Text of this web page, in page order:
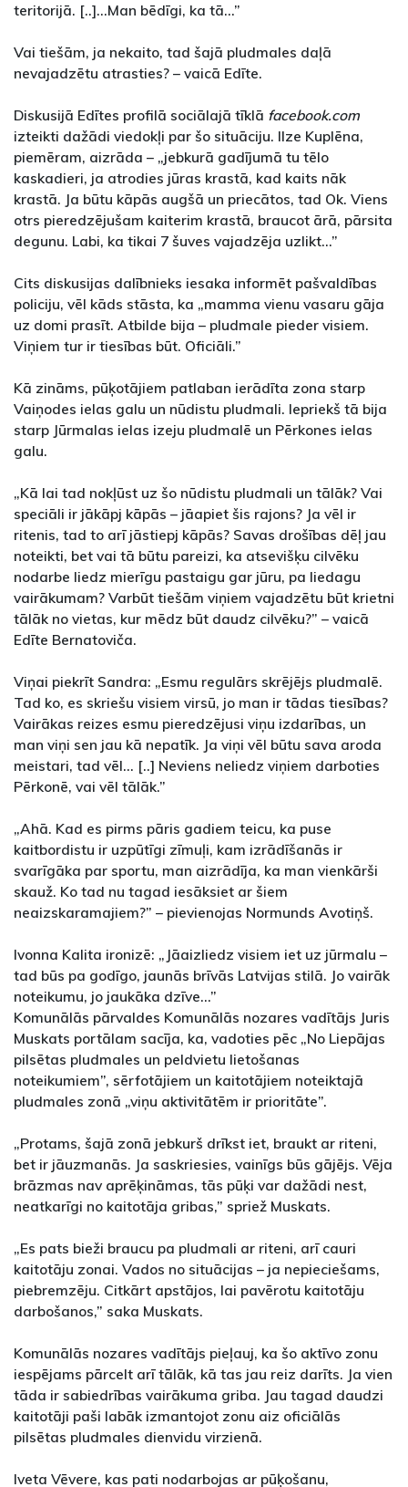
teritorijā. [..]...Man bēdīgi, ka tā...”
Vai tiešām, ja nekaito, tad šajā pludmales daļā
nevajadzētu atrasties? – vaicā Edīte.
Diskusijā Edītes profilā sociālajā tīklā facebook.com
izteikti dažādi viedokļi par šo situāciju. Ilze Kuplēna,
piemēram, aizrāda – „jebkurā gadījumā tu tēlo
kaskadieri, ja atrodies jūras krastā, kad kaits nāk
krastā. Ja būtu kāpās augšā un priecātos, tad Ok. Viens
otrs pieredzējušam kaiterim krastā, braucot ārā, pārsita
degunu. Labi, ka tikai 7 šuves vajadzēja uzlikt...”
Cits diskusijas dalībnieks iesaka informēt pašvaldības
policiju, vēl kāds stāsta, ka „mamma vienu vasaru gāja
uz domi prasīt. Atbilde bija – pludmale pieder visiem.
Viņiem tur ir tiesības būt. Oficiāli.”
Kā zināms, pūķotājiem patlaban ierādīta zona starp
Vaiņodes ielas galu un nūdistu pludmali. Iepriekš tā bija
starp Jūrmalas ielas izeju pludmalē un Pērkones ielas
galu.
„Kā lai tad nokļūst uz šo nūdistu pludmali un tālāk? Vai
speciāli ir jākāpj kāpās – jāapiet šis rajons? Ja vēl ir
ritenis, tad to arī jāstiepj kāpās? Savas drošības dēļ jau
noteikti, bet vai tā būtu pareizi, ka atsevišķu cilvēku
nodarbe liedz mierīgu pastaigu gar jūru, pa liedagu
vairākumam? Varbūt tiešām viņiem vajadzētu būt krietni
tālāk no vietas, kur mēdz būt daudz cilvēku?” – vaicā
Edīte Bernatoviča.
Viņai piekrīt Sandra: „Esmu regulārs skrējējs pludmalē.
Tad ko, es skriešu visiem virsū, jo man ir tādas tiesības?
Vairākas reizes esmu pieredzējusi viņu izdarības, un
man viņi sen jau kā nepatīk. Ja viņi vēl būtu sava aroda
meistari, tad vēl... [..] Neviens neliedz viņiem darboties
Pērkonē, vai vēl tālāk.”
„Ahā. Kad es pirms pāris gadiem teicu, ka puse
kaitbordistu ir uzpūtīgi zīmuļi, kam izrādīšanās ir
svarīgāka par sportu, man aizrādīja, ka man vienkārši
skauž. Ko tad nu tagad iesāksiet ar šiem
neaizskaramajiem?” – pievienojas Normunds Avotiņš.
Ivonna Kalita ironizē: „Jāaizliedz visiem iet uz jūrmalu –
tad būs pa godīgo, jaunās brīvās Latvijas stilā. Jo vairāk
noteikumu, jo jaukāka dzīve...”
Komunālās pārvaldes Komunālās nozares vadītājs Juris
Muskats portālam sacīja, ka, vadoties pēc „No Liepājas
pilsētas pludmales un peldvietu lietošanas
noteikumiem”, sērfotājiem un kaitotājiem noteiktajā
pludmales zonā „viņu aktivitātēm ir prioritāte”.
„Protams, šajā zonā jebkurš drīkst iet, braukt ar riteni,
bet ir jāuzmanās. Ja saskriesies, vainīgs būs gājējs. Vēja
brāzmas nav aprēķināmas, tās pūķi var dažādi nest,
neatkarīgi no kaitotāja gribas,” spriež Muskats.
„Es pats bieži braucu pa pludmali ar riteni, arī cauri
kaitotāju zonai. Vados no situācijas – ja nepieciešams,
piebremzēju. Citkārt apstājos, lai pavērotu kaitotāju
darbošanos,” saka Muskats.
Komunālās nozares vadītājs pieļauj, ka šo aktīvo zonu
iespējams pārcelt arī tālāk, kā tas jau reiz darīts. Ja vien
tāda ir sabiedrības vairākuma griba. Jau tagad daudzi
kaitotāji paši labāk izmantojot zonu aiz oficiālās
pilsētas pludmales dienvidu virzienā.
Iveta Vēvere, kas pati nodarbojas ar pūķošanu,